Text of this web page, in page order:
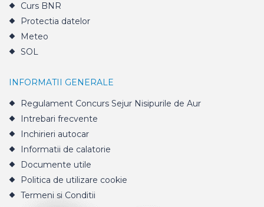
Curs BNR
Protectia datelor
Meteo
SOL
INFORMATII GENERALE
Regulament Concurs Sejur Nisipurile de Aur
Intrebari frecvente
Inchirieri autocar
Informatii de calatorie
Documente utile
Politica de utilizare cookie
Termeni si Conditii